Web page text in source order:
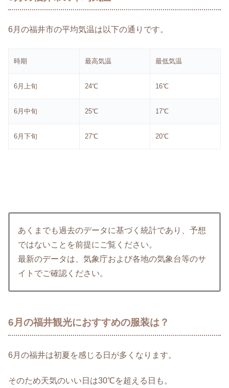
6月の福井市の平均気温は以下の通りです。
時期 最高気温 最低気温
6月上旬 24℃ 16℃
6月中旬 25℃ 17℃
6月下旬 27℃ 20℃
あくまでも過去のデータに基づく統計であり、予想
ではないことを前提にご覧ください。
最新のデータは、気象庁および各地の気象台等のサ
イトでご確認ください。
6月の福井観光におすすめの服装は？
6月の福井は初夏を感じる日が多くなります。
そのため天気のいい日は30℃を超える日も。